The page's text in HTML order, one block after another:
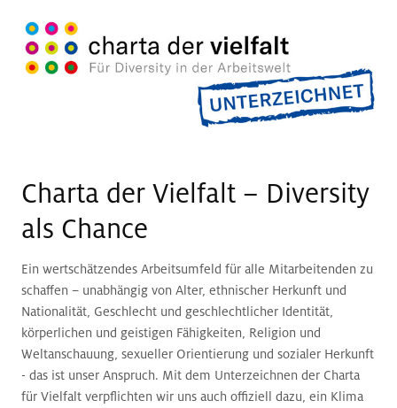
Charta der Vielfalt – Diversity
als Chance
Ein wertschätzendes Arbeitsumfeld für alle Mitarbeitenden zu
schaffen – unabhängig von Alter, ethnischer Herkunft und
Nationalität, Geschlecht und geschlechtlicher Identität,
körperlichen und geistigen Fähigkeiten, Religion und
Weltanschauung, sexueller Orientierung und sozialer Herkunft
- das ist unser Anspruch. Mit dem Unterzeichnen der Charta
für Vielfalt verpflichten wir uns auch offiziell dazu, ein Klima